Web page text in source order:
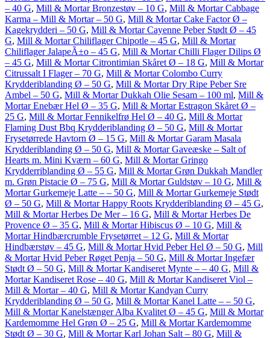
– 40 G, Mill & Mortar Bronzestøv – 10 G, Mill & Mortar Cabbage
Karma – Mill & Mortar – 50 G, Mill & Mortar Cake Factor Ø –
Kagekrydderi – 50 G, Mill & Mortar Cayenne Peber Stødt Ø – 45
G, Mill & Mortar Chiliflager Chipotle – 45 G, Mill & Mortar
Chiliflager JalapeÃ±o – 45 G, Mill & Mortar Chilli Flager Dilips Ø
– 45 G, Mill & Mortar Citrontimian Skåret Ø – 18 G, Mill & Mortar
Citrussalt I Flager – 70 G, Mill & Mortar Colombo Curry
Krydderiblanding Ø – 50 G, Mill & Mortar Dry Ripe Peber Sre
Ambel – 50 G, Mill & Mortar Dukkah Olie Sesam – 100 ml, Mill &
Mortar Enebær Hel Ø – 35 G, Mill & Mortar Estragon Skåret Ø –
25 G, Mill & Mortar Fennikelfrø Hel Ø – 40 G, Mill & Mortar
Flaming Dust Bbq Krydderiblanding Ø – 50 G, Mill & Mortar
Frysetørrede Havtorn Ø – 15 G, Mill & Mortar Garam Masala
Krydderiblanding Ø – 50 G, Mill & Mortar Gaveæske – Salt of
Hearts m. Mini Kværn – 60 G, Mill & Mortar Gringo
Krydderriblanding Ø – 55 G, Mill & Mortar Grøn Dukkah Mandler
m. Grøn Pistacie Ø – 75 G, Mill & Mortar Guldstøv – 10 G, Mill &
Mortar Gurkemeje Latte – – 50 G, Mill & Mortar Gurkemeje Stødt
Ø – 50 G, Mill & Mortar Happy Roots Krydderiblanding Ø – 45 G,
Mill & Mortar Herbes De Mer – 16 G, Mill & Mortar Herbes De
Provence Ø – 35 G, Mill & Mortar Hibiscus Ø – 10 G, Mill &
Mortar Hindbærcrumble Frysetørret – 12 G, Mill & Mortar
Hindbærstøv – 45 G, Mill & Mortar Hvid Peber Hel Ø – 50 G, Mill
& Mortar Hvid Peber Røget Penja – 50 G, Mill & Mortar Ingefær
Stødt Ø – 50 G, Mill & Mortar Kandiseret Mynte – – 40 G, Mill &
Mortar Kandiseret Rose – 40 G, Mill & Mortar Kandiseret Viol –
Mill & Mortar – 40 G, Mill & Mortar Kandyan Curry
Krydderiblanding Ø – 50 G, Mill & Mortar Kanel Latte – – 50 G,
Mill & Mortar Kanelstænger Alba Kvalitet Ø – 45 G, Mill & Mortar
Kardemomme Hel Grøn Ø – 25 G, Mill & Mortar Kardemomme
Stødt Ø – 30 G, Mill & Mortar Karl Johan Salt – 80 G, Mill &